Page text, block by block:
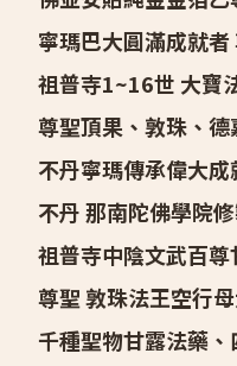
寧瑪巴大圓滿成就者
祖普寺1~16世 大寶
尊聖頂果、敦珠、
不丹寧瑪傳承偉大
不丹 那南陀佛學院
祖普寺中陰文武百尊
尊聖 敦珠法王空行
千種聖物甘露法藥